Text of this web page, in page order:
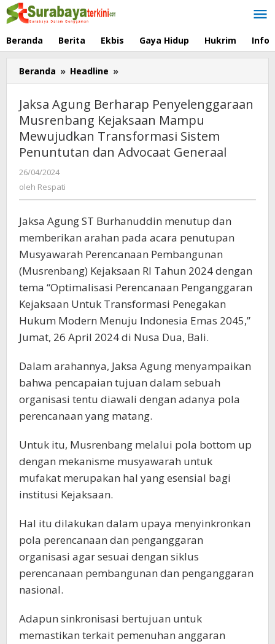
Lewati
ke
Beranda Berita Ekbis Gaya Hidup Hukrim Info
Beranda » Headline »
Agung
Penyelenggaraan
Musrenbang
Kejaksaan
Mampu
Penuntutan
Advocaat
Generaal
Jaksa Agung Berharap Penyelenggaraan
Musrenbang Kejaksaan Mampu
Mewujudkan Transformasi Sistem
Penuntutan dan Advocaat Generaal
26/04/2024
oleh Respati
Jaksa Agung ST Burhanuddin menutup dan
memberikan arahan pada acara penutupan
Musyawarah Perencanaan Pembangunan
(Musrenbang) Kejaksaan RI Tahun 2024 dengan
tema “Optimalisasi Perencanaan Penganggaran
Kejaksaan Untuk Transformasi Penegakan
Hukum Modern Menuju Indonesia Emas 2045,”
Jumat, 26 April 2024 di Nusa Dua, Bali.
Dalam arahannya, Jaksa Agung menyampaikan
bahwa pencapaian tujuan dalam sebuah
organisasi tentu diawali dengan adanya pola
perencanaan yang matang.
Untuk itu, Musrenbang melalui pola bottom up
dengan mekanisme musyawarah untuk
mufakat merupakan hal yang esensial bagi
institusi Kejaksaan.
Hal itu dilakukan dalam upaya menyinkronkan
pola perencanaan dan penganggaran
organisasi agar sesuai dengan siklus
perencanaan pembangunan dan penganggaran
nasional.
Adapun sinkronisasi bertujuan untuk
memastikan terkait pemenuhan anggaran